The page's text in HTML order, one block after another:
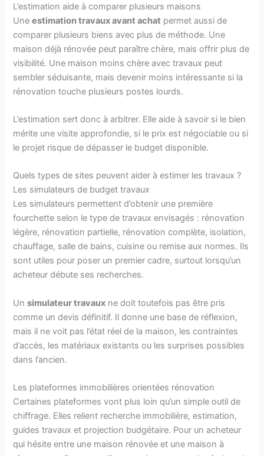
L’estimation aide à comparer plusieurs maisons
Uneestimation travaux avant achat permet aussi de
comparer plusieurs biens avec plus de méthode. Une
maison déjà rénovée peut paraître chère, mais offrir plus de
visibilité. Une maison moins chère avec travaux peut
sembler séduisante, mais devenir moins intéressante si la
rénovation touche plusieurs postes lourds.
L’estimation sert donc à arbitrer. Elle aide à savoir si le bien
mérite une visite approfondie, si le prix est négociable ou si
le projet risque de dépasser le budget disponible.
Quels types de sites peuvent aider à estimer les travaux ?
Les simulateurs de budget travaux
Les simulateurs permettent d’obtenir une première
fourchette selon le type de travaux envisagés : rénovation
légère, rénovation partielle, rénovation complète, isolation,
chauffage, salle de bains, cuisine ou remise aux normes. Ils
sont utiles pour poser un premier cadre, surtout lorsqu’un
acheteur débute ses recherches.
Unsimulateur travaux ne doit toutefois pas être pris
comme un devis définitif. Il donne une base de réflexion,
mais il ne voit pas l’état réel de la maison, les contraintes
d’accès, les matériaux existants ou les surprises possibles
dans l’ancien.
Les plateformes immobilières orientées rénovation
Certaines plateformes vont plus loin qu’un simple outil de
chiffrage. Elles relient recherche immobilière, estimation,
guides travaux et projection budgétaire. Pour un acheteur
qui hésite entre une maison rénovée et une maison à